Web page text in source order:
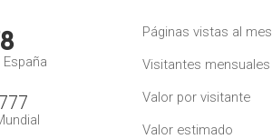
Páginas vistas al mes
Visitantes mensuales
Valor por visitante
Valor estimado